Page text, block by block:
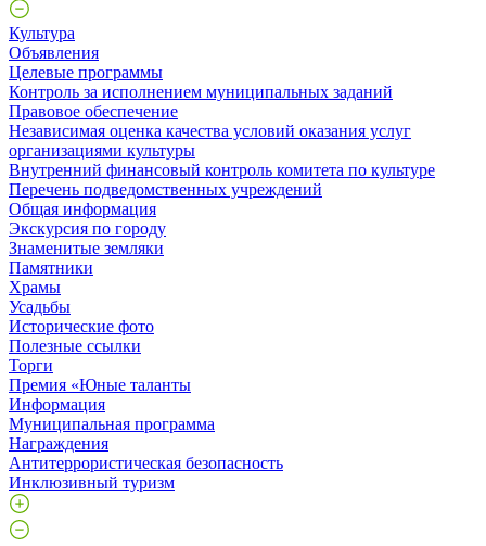
Культура
Объявления
Целевые программы
Контроль за исполнением муниципальных заданий
Правовое обеспечение
Независимая оценка качества условий оказания услуг
организациями культуры
Внутренний финансовый контроль комитета по культуре
Перечень подведомственных учреждений
Общая информация
Экскурсия по городу
Знаменитые земляки
Памятники
Храмы
Усадьбы
Исторические фото
Полезные ссылки
Торги
Премия «Юные таланты
Информация
Муниципальная программа
Награждения
Антитеррористическая безопасность
Инклюзивный туризм